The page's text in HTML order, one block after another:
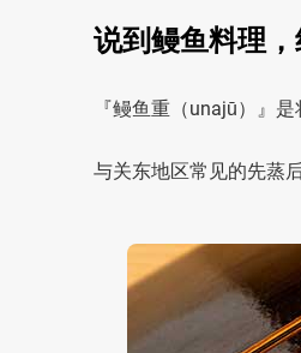
说到鳗鱼料理
『鳗鱼重（unajū）』
与关东地区常见的先蒸